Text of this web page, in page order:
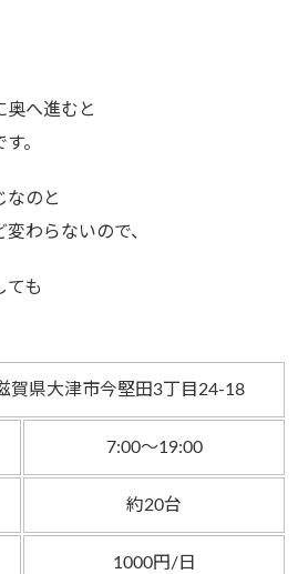
奥へ進むと
。
なのと
わらないので、
ても
賀県大津市今堅田3丁目24-18
7:00～19:00
約20台
1000円/日